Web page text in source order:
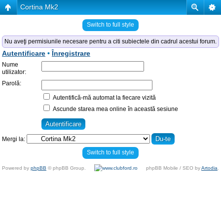
Cortina Mk2
Switch to full style
Nu aveţi permisiunile necesare pentru a citi subiectele din cadrul acestui forum.
Autentificare • Înregistrare
Nume
utilizator:
Parolă:
Autentifică-mă automat la fiecare vizită
Ascunde starea mea online în această sesiune
Mergi la:
Switch to full style
Powered by phpBB © phpBB Group. phpBB Mobile / SEO byArtodia